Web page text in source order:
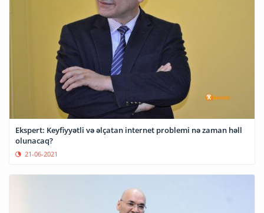
Ekspert: Keyfiyyətli və əlçatan internet problemi nə zaman həll
olunacaq?
21-06-2021